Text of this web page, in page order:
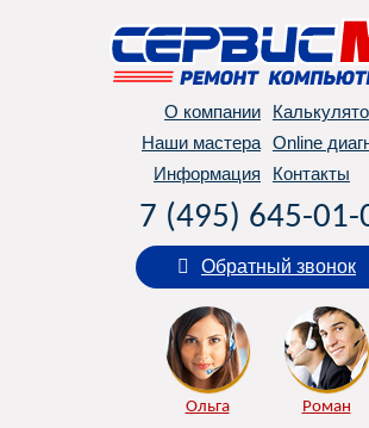
О компании
Наши мастера Online
Информация
Контакты
7 (495) 645-01-
Обратный звонок
Ольга Роман